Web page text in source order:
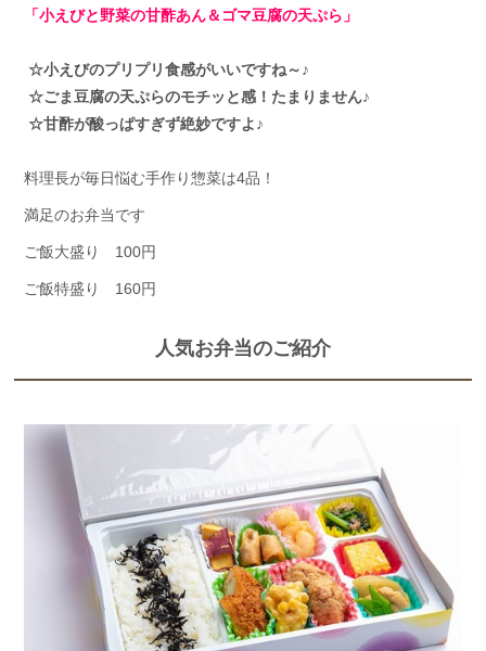
「小えびと野菜の甘酢あん＆ゴマ豆腐の天ぷら」
☆小えびのプリプリ食感がいいですね～♪
☆ごま豆腐の天ぷらのモチッと感！たまりません♪
☆甘酢が酸っぱすぎず絶妙ですよ♪
料理長が毎日悩む手作り惣菜は4品！
満足のお弁当です
ご飯大盛り 100円
ご飯特盛り 160円
人気お弁当のご紹介